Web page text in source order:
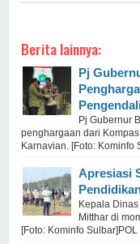
Berita lainnya:
Pj
Pj Gubernur
penghargaan dari
Karnavian. [Foto: Kominfo
Apresiasi
Kepala
Mitthar di
[Foto: Kominfo Sulbar]POL